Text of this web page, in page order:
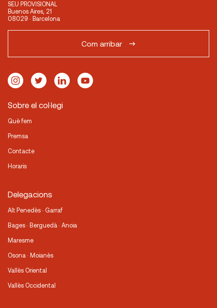
SEU PROVISIONAL
Buenos Aires, 21
08029 · Barcelona
Com arribar
Sobre el col·legi
Què fem
Premsa
Contacte
Horaris
Delegacions
Alt Penedès · Garraf
Bages · Berguedà · Anoia
Maresme
Osona · Moianès
Vallès Oriental
Vallès Occidental